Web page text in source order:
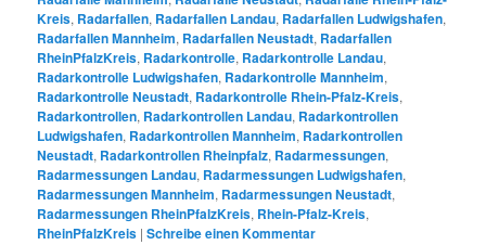
Kreis, Radarfallen, Radarfallen Landau, Radarfallen Ludwigshafen,
Radarfallen Mannheim, Radarfallen Neustadt, Radarfallen
RheinPfalzKreis, Radarkontrolle, Radarkontrolle Landau,
Radarkontrolle Ludwigshafen, Radarkontrolle Mannheim,
Radarkontrolle Neustadt, Radarkontrolle Rhein-Pfalz-Kreis,
Radarkontrollen, Radarkontrollen Landau, Radarkontrollen
Ludwigshafen, Radarkontrollen Mannheim, Radarkontrollen
Neustadt, Radarkontrollen Rheinpfalz, Radarmessungen,
Radarmessungen Landau, Radarmessungen Ludwigshafen,
Radarmessungen Mannheim, Radarmessungen Neustadt,
Radarmessungen RheinPfalzKreis, Rhein-Pfalz-Kreis,
RheinPfalzKreis |Schreibe einen Kommentar